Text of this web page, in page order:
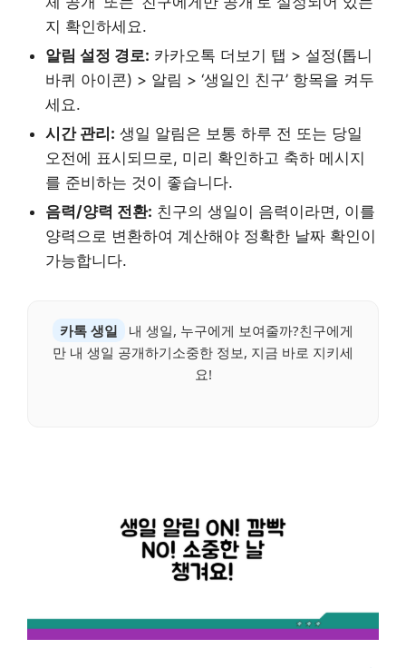
지 확인하세요.
알림 설정 경로: 카카오톡 더보기 탭 > 설정(톱니
바퀴 아이콘) > 알림 > ‘생일인 친구’ 항목을 켜두
세요.
시간 관리: 생일 알림은 보통 하루 전 또는 당일
오전에 표시되므로, 미리 확인하고 축하 메시지
를 준비하는 것이 좋습니다.
음력/양력 전환: 친구의 생일이 음력이라면, 이를
양력으로 변환하여 계산해야 정확한 날짜 확인이
가능합니다.
카톡 생일
내 생일, 누구에게 보여줄까?친구에게
만 내 생일 공개하기소중한 정보, 지금 바로 지키세
요!